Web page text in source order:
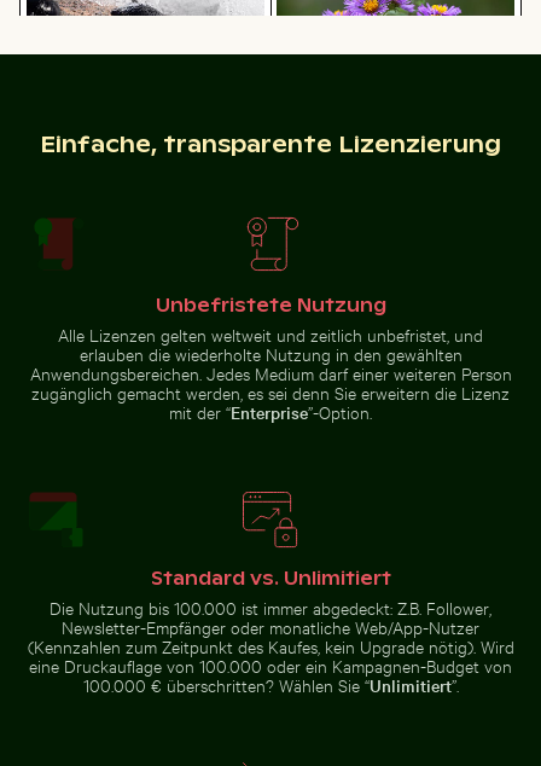
Meeresgischt natürlicher Umgebung
weißem Tuch hervor
Manhattan, New York
Knospe einer Seerose zwischen
Seerosenblättern im Teich
Östlicher Wellenbrecher in
Kołobrzeg mit Betonstrukturen
Modernes Wohngebäude mit Balkonen
Verbranntes Streichholz mit Budget-Text
Brauner
Einfache, transparente Lizenzierung
Unbefristete Nutzung
Alle Lizenzen gelten weltweit und zeitlich unbefristet, und
erlauben die wiederholte Nutzung in den gewählten
Anwendungsbereichen. Jedes Medium darf einer weiteren Person
zugänglich gemacht werden, es sei denn Sie erweitern die Lizenz
mit der “Enterprise”-Option.
Standard vs. Unlimitiert
Die Nutzung bis 100.000 ist immer abgedeckt: Z.B. Follower,
Newsletter-Empfänger oder monatliche Web/App-Nutzer
(Kennzahlen zum Zeitpunkt des Kaufes, kein Upgrade nötig). Wird
eine Druckauflage von 100.000 oder ein Kampagnen-Budget von
100.000 € überschritten? Wählen Sie “Unlimitiert”.